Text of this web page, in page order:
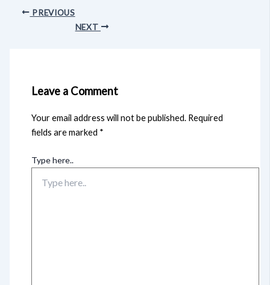
PREVIOUS
NEXT
Leave a Comment
Your email address will not be published. Required
fields are marked *
Type here..